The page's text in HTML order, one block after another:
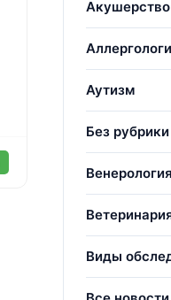
Акушерство
Аутизм
Без рубрики
Виды